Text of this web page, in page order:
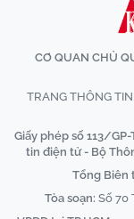
CƠ QUAN CHỦ
TRANG THÔNG
Giấy phép số 113/
tin điện tử - Bộ
Tổng Biên
Tòa soạn: Số 70